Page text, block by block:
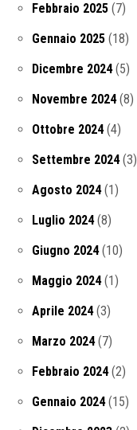
Febbraio 2025 (7)
Gennaio 2025 (18)
Dicembre 2024(5)
Novembre 2024(8)
Ottobre 2024(4)
Settembre 2024(3)
Agosto 2024(1)
Luglio 2024(8)
Giugno 2024(10)
Maggio 2024(1)
Aprile 2024(3)
Marzo 2024(7)
Febbraio 2024(2)
Gennaio 2024(15)